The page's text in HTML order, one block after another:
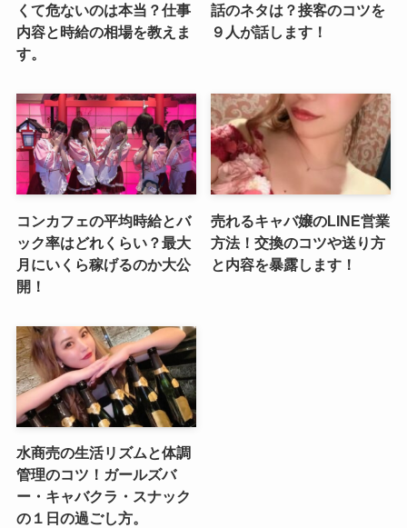
くて危ないのは本当？仕事
内容と時給の相場を教えま
す。
話のネタは？接客のコツを
９人が話します！
コンカフェの平均時給とバ
ック率はどれくらい？最大
月にいくら稼げるのか大公
開！
売れるキャバ嬢のLINE営業
方法！交換のコツや送り方
と内容を暴露します！
水商売の生活リズムと体調
管理のコツ！ガールズバ
ー・キャバクラ・スナック
の１日の過ごし方。